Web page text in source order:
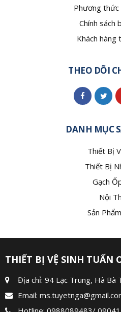
Phương thức
Chính sách
Khách hàng
THEO DÕI
DANH MỤC
Thiết Bị
Thiết Bị
Gạch
Nội
Sản
THIẾT BỊ VỆ SINH TUẤN
Địa chỉ: 94 Lạc Trung, Hà Bà
Email: